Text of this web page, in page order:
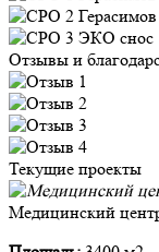
Отзывы и
Текущие проекты
Медицинский